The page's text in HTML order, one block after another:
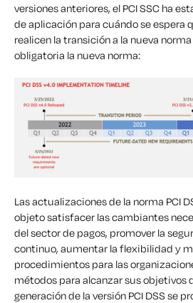
versiones anteriores, el PCI SSC ha
de aplicación para cuándo se espera
realicen la transición a la nueva
obligatoria la nueva norma:
Las actualizaciones de la norma PCI
objeto satisfacer las cambiantes
del sector de pagos, promover la
continuo, aumentar la flexibilidad y
procedimientos para las
métodos para alcanzar sus objetivos
generación de la versión PCI DSS se